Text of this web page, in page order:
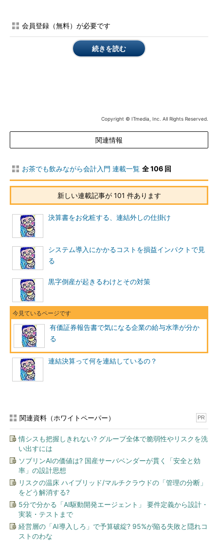
の記載があります。従業員の平均年齢や平均勤続年数も記載があ
NTTデータ（EDINETの提出者名称「エヌ・ティ・ティ・デー
と思われるので、同年齢でどちらの給与が高いかは、これだけで
は分かりません。
役員の報酬も見ることができます。「第一部 企業情報 ⇒ 第四
提出会社の状況 ⇒ ６ コーポレート・ガバナンスの状況」を見て
みましょう。「役員報酬の内容」という項に記載があります。取
当たり3700万円）、日本ユニシスは10人で4億500万円（1人当た
り4050万円）であることが分かります。取締役となるとさすが
（3）監査報告書の追記情報
会計監査人が有報記載事項の中で、特に重要と判断した内容
は、「監査報告書」上で追記情報として記載します。当期の監査
報告書を見てみましょう。グループ全体を対象とする「連結財務
諸表」に対するものと、提出会社1社だけを対象とする「財務諸
表」に対するものがあるのでどちらもチェックします。追記情報
は報告書内末尾に近い部分に記載されます。
NTTデータでは、リース取引に関する会計基準の早期適用およ
び、今後予定している社債の発行（1000億円）について追記情報
が記載されています。日本ユニシス社では記載はありません。追
んね。それではまた。
筆者紹介
吉田延史（よしだのぶふみ）
京都生まれ。京都大学理学部卒業後、コンピュータの
世界に興味を持ち、オービックにネットワークエンジ
ニアとして入社。その後、公認会計士を志し同社を退社。
2007年、会計士試験合格。仰星監査法人に入所し現在に至
会員登録（無料）が必要です
続きを読む
Copyright © ITmedia, Inc. All Rights Reserved.
関連情報
お茶でも飲みながら会計入門 連載一覧 全 106 回
新しい連載記事が 101 件あります
決算書をお化粧する、連結外しの仕掛け
システム導入にかかるコストを損益インパクトで見
る
黒字倒産が起きるわけとその対策
有価証券報告書で気になる企業の給与水準が分か
る
連結決算って何を連結しているの？
関連資料（ホワイトペーパー） PR
情シスも把握しきれない? グループ全体で脆弱性やリスクを洗
い出すには
ソブリンAIの価値は? 国産サーバベンダーが貫く「安全と効
率」の設計思想
リスクの温床 ハイブリッド/マルチクラウドの「管理の分断」
をどう解消する?
5分で分かる「AI駆動開発エージェント」 要件定義から設計・
実装・テストまで
経営層の「AI導入しろ」で予算破綻? 95%が陥る失敗と隠れコ
ストのわな